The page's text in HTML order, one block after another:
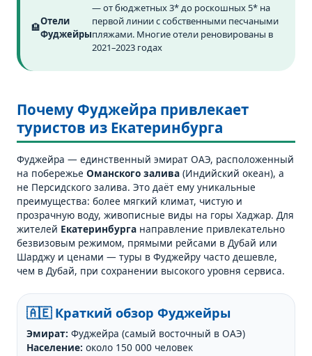
🏨
Отели
Фуджейры
— от бюджетных 3* до роскошных 5* на
первой линии с собственными песчаными
пляжами. Многие отели реновированы в
2021–2023 годах
Почему Фуджейра привлекает
туристов из Екатеринбурга
Фуджейра — единственный эмират ОАЭ, расположенный
на побережье Оманского залива(Индийский океан), а
не Персидского залива. Это даёт ему уникальные
преимущества: более мягкий климат, чистую и
прозрачную воду, живописные виды на горы Хаджар. Для
жителей Екатеринбурганаправление привлекательно
безвизовым режимом, прямыми рейсами в Дубай или
Шарджу и ценами — туры в Фуджейру часто дешевле,
чем в Дубай, при сохранении высокого уровня сервиса.
🇦🇪 Краткий обзор Фуджейры
Эмират: Фуджейра (самый восточный в ОАЭ)
Население: около 150 000 человек